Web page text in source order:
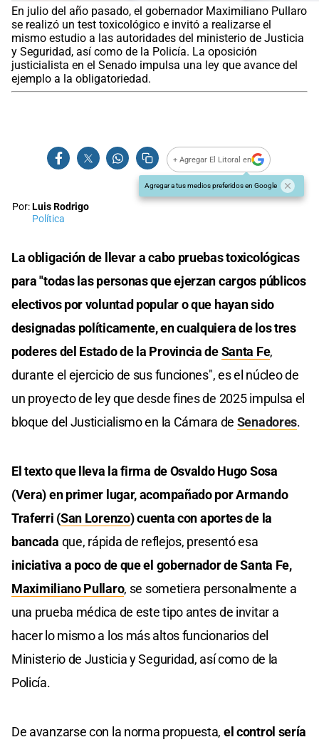
En julio del año pasado, el gobernador Maximiliano Pullaro
se realizó un test toxicológico e invitó a realizarse el
mismo estudio a las autoridades del ministerio de Justicia
y Seguridad, así como de la Policía. La oposición
justicialista en el Senado impulsa una ley que avance del
ejemplo a la obligatoriedad.
+ Agregar El Litoral en
Agregar a tus medios preferidos en Google
Por:Luis Rodrigo
Política
La obligación de llevar a cabo pruebas toxicológicas
para "todas las personas que ejerzan cargos públicos
electivos por voluntad popular o que hayan sido
designadas políticamente, en cualquiera de los tres
poderes del Estado de la Provincia deSanta Fe,
durante el ejercicio de sus funciones", es el núcleo de
un proyecto de ley que desde fines de 2025 impulsa el
bloque del Justicialismo en la Cámara de Senadores.
El texto que lleva la firma de Osvaldo Hugo Sosa
(Vera) en primer lugar, acompañado por Armando
Traferri (San Lorenzo) cuenta con aportes de la
bancada que, rápida de reflejos, presentó esa
iniciativa a poco de que el gobernador de Santa Fe,
Maximiliano Pullaro, se sometiera personalmente a
una prueba médica de este tipo antes de invitar a
hacer lo mismo a los más altos funcionarios del
Ministerio de Justicia y Seguridad, así como de la
Policía.
De avanzarse con la norma propuesta, el control sería